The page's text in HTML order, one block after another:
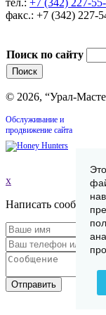
тел.: +7 (342) 227-
факс.: +7 (342) 227-
Поиск по сайту
© 2026, “Урал-
Обслуживание и
продвижение сайта
x
Написать сообщение
Отправить